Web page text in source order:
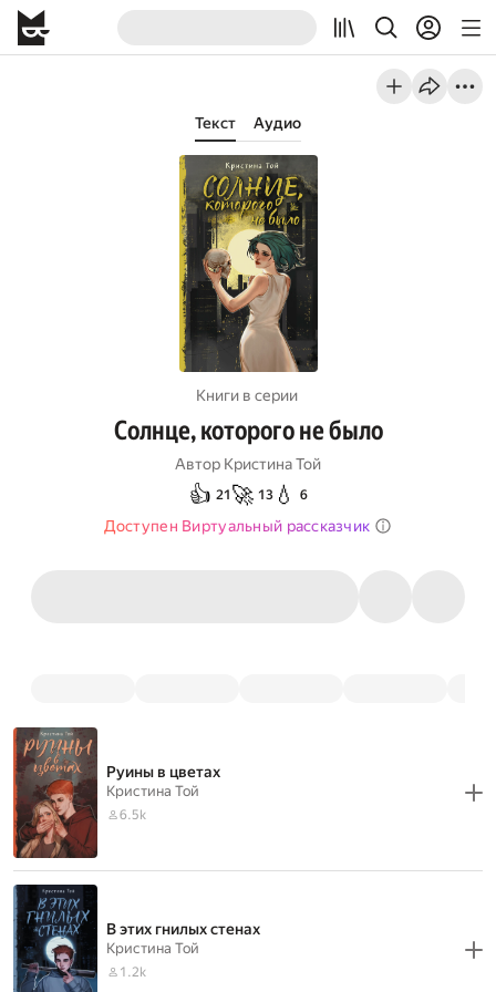
Текст Аудио
Книги в серии
Солнце, которого не было
Автор Кристина Той
👍 21 🚀 13💧 6
Доступен Виртуальный рассказчик
Руины в цветах
Кристина Той
6.5k
В этих гнилых стенах
Кристина Той
1.2k